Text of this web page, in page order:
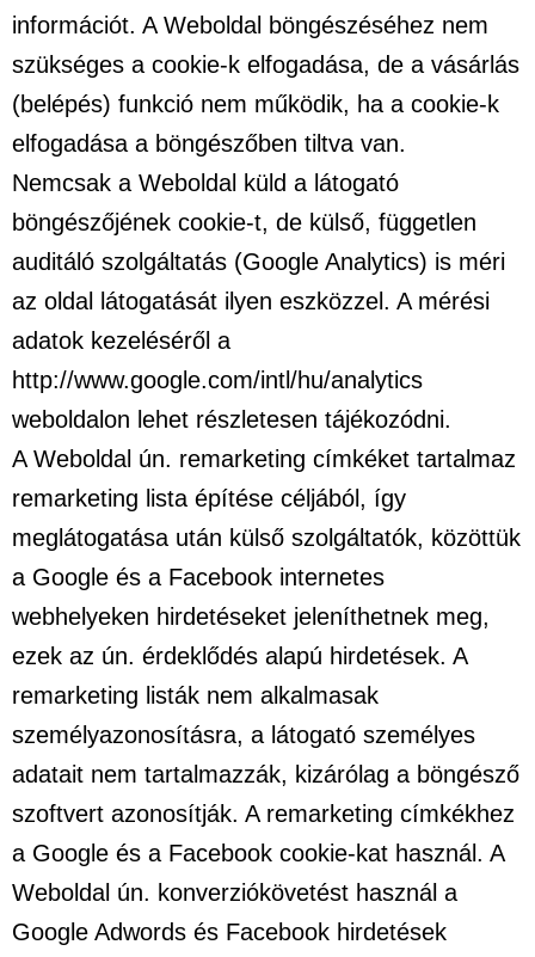
információt. A Weboldal böngészéséhez nem
szükséges a cookie-k elfogadása, de a vásárlás
(belépés) funkció nem működik, ha a cookie-k
elfogadása a böngészőben tiltva van.
Nemcsak a Weboldal küld a látogató
böngészőjének cookie-t, de külső, független
auditáló szolgáltatás (Google Analytics) is méri
az oldal látogatását ilyen eszközzel. A mérési
adatok kezeléséről a
http://www.google.com/intl/hu/analytics
weboldalon lehet részletesen tájékozódni.
A Weboldal ún. remarketing címkéket tartalmaz
remarketing lista építése céljából, így
meglátogatása után külső szolgáltatók, közöttük
a Google és a Facebook internetes
webhelyeken hirdetéseket jeleníthetnek meg,
ezek az ún. érdeklődés alapú hirdetések. A
remarketing listák nem alkalmasak
személyazonosításra, a látogató személyes
adatait nem tartalmazzák, kizárólag a böngésző
szoftvert azonosítják. A remarketing címkékhez
a Google és a Facebook cookie-kat használ. A
Weboldal ún. konverziókövetést használ a
Google Adwords és Facebook hirdetések